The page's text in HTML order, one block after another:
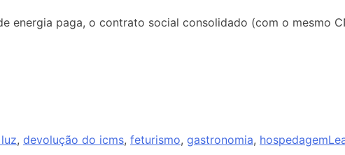
energia paga, o contrato social consolidado (com o mesmo
, devolução do icms, feturismo, gastronomia, hospedagem